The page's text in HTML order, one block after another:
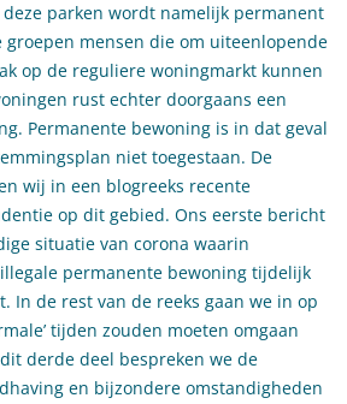
parken wordt namelijk permanent
groepen mensen die om uiteenlopende
op de reguliere woningmarkt kunnen
rust echter doorgaans een
Permanente bewoning is in dat geval
niet toegestaan. De
wij in een blogreeks recente
op dit gebied. Ons eerste bericht
situatie van corona waarin
permanente bewoning tijdelijk
In de rest van de reeks gaan we in op
tijden zouden moeten omgaan
derde deel bespreken we de
en bijzondere omstandigheden